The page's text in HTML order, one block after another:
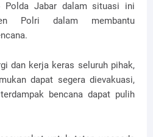
Polda Jabar dalam situasi ini
Polri dalam membantu
dan kerja keras seluruh pihak,
dapat segera dievakuasi,
bencana dapat pulih